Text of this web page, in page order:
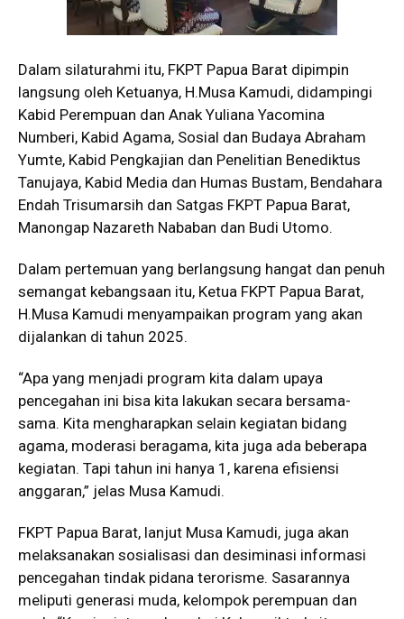
Dalam silaturahmi itu, FKPT Papua Barat dipimpin
langsung oleh Ketuanya, H.Musa Kamudi, didampingi
Kabid Perempuan dan Anak Yuliana Yacomina
Numberi, Kabid Agama, Sosial dan Budaya Abraham
Yumte, Kabid Pengkajian dan Penelitian Benediktus
Tanujaya, Kabid Media dan Humas Bustam, Bendahara
Endah Trisumarsih dan Satgas FKPT Papua Barat,
Manongap Nazareth Nababan dan Budi Utomo.
Dalam pertemuan yang berlangsung hangat dan penuh
semangat kebangsaan itu, Ketua FKPT Papua Barat,
H.Musa Kamudi menyampaikan program yang akan
dijalankan di tahun 2025.
“Apa yang menjadi program kita dalam upaya
pencegahan ini bisa kita lakukan secara bersama-
sama. Kita mengharapkan selain kegiatan bidang
agama, moderasi beragama, kita juga ada beberapa
kegiatan. Tapi tahun ini hanya 1, karena efisiensi
anggaran,” jelas Musa Kamudi.
FKPT Papua Barat, lanjut Musa Kamudi, juga akan
melaksanakan sosialisasi dan desiminasi informasi
pencegahan tindak pidana terorisme. Sasarannya
meliputi generasi muda, kelompok perempuan dan